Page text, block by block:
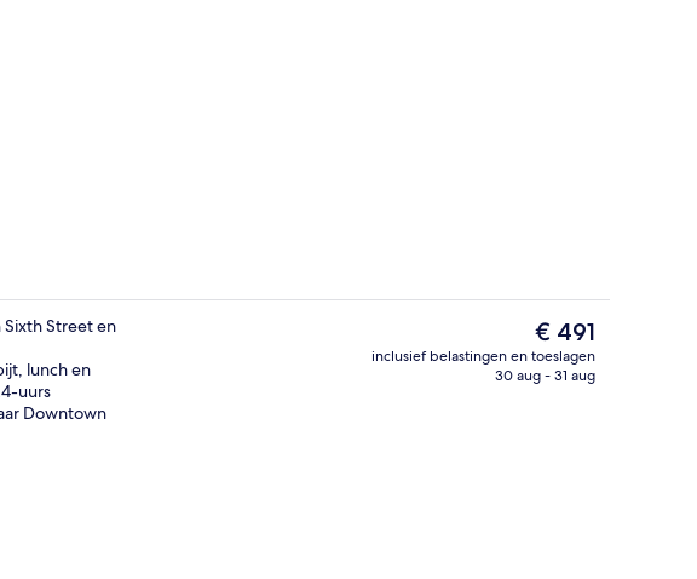
3 bars/lounges, cocktailbar,
Street en
lunch en
uurs
Downtown
De
huidige
prijs
€ 491
inclusief belastingen en toeslagen
30 aug - 31 aug